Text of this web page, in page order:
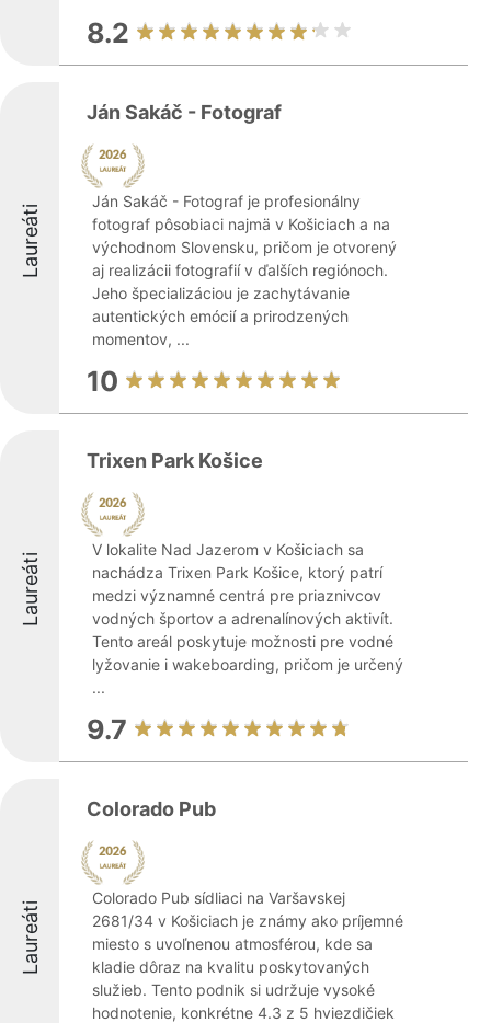
8.2
Laureáti
Ján Sakáč - Fotograf
Ján Sakáč - Fotograf je profesionálny
fotograf pôsobiaci najmä v Košiciach a na
východnom Slovensku, pričom je otvorený
aj realizácii fotografií v ďalších regiónoch.
Jeho špecializáciou je zachytávanie
autentických emócií a prirodzených
momentov, ...
10
Laureáti
Trixen Park Košice
V lokalite Nad Jazerom v Košiciach sa
nachádza Trixen Park Košice, ktorý patrí
medzi významné centrá pre priaznivcov
vodných športov a adrenalínových aktivít.
Tento areál poskytuje možnosti pre vodné
lyžovanie i wakeboarding, pričom je určený
...
9.7
Laureáti
Colorado Pub
Colorado Pub sídliaci na Varšavskej
2681/34 v Košiciach je známy ako príjemné
miesto s uvoľnenou atmosférou, kde sa
kladie dôraz na kvalitu poskytovaných
služieb. Tento podnik si udržuje vysoké
hodnotenie, konkrétne 4.3 z 5 hviezdičiek